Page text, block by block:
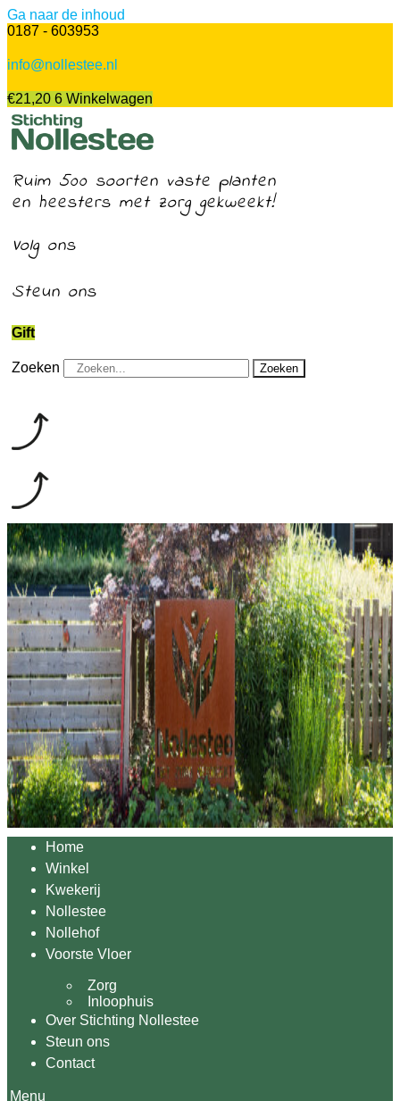
Ga naar de inhoud
0187 - 603953
info@nollestee.nl
€21,20 6 Winkelwagen
Ruim 500 soorten vaste planten
en heesters met zorg gekweekt!
Volg ons
Steun ons
Gift
Zoeken Zoeken
Home
Winkel
Kwekerij
Nollestee
Nollehof
Voorste Vloer
Zorg
Inloophuis
Over Stichting Nollestee
Steun ons
Contact
Menu